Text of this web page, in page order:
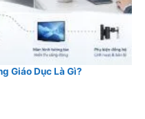
Giáo Dục Là Gì?